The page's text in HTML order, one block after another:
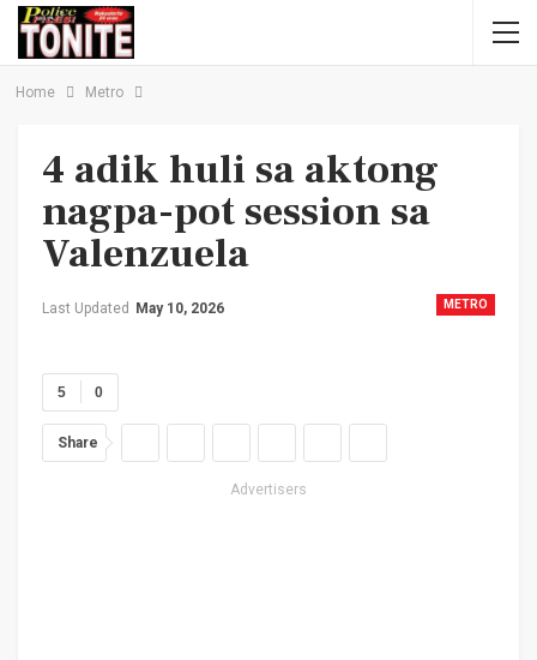
Home Metro
4 adik huli sa aktong
nagpa-pot session sa
Valenzuela
METRO
Last Updated May 10, 2026
0
5
Share
Advertisers